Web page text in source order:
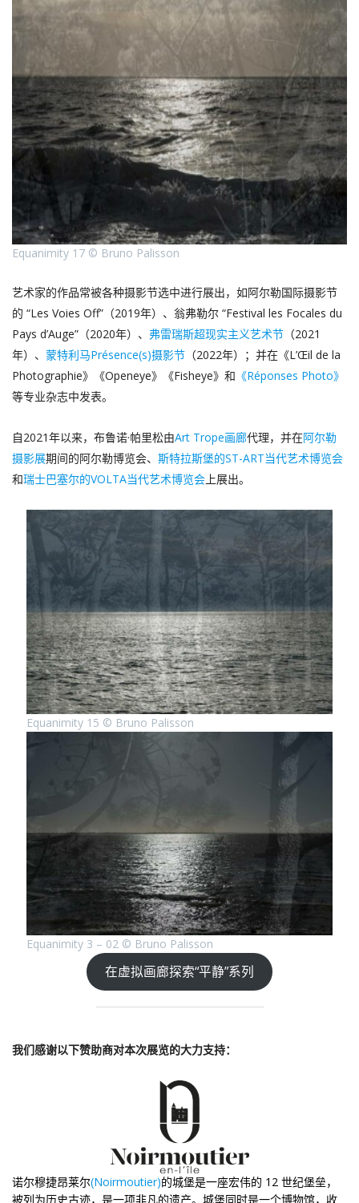
Equanimity 17 © Bruno Palisson
艺术家的作品常被各种摄影节选中进行展出，如阿尔勒国际摄影节
的 “Les Voies Off”（2019年）、翁弗勒尔 “Festival les Focales du
Pays d’Auge”（2020年）、 弗雷瑞斯超现实主义艺术节 （2021
年）、 蒙特利马Présence(s)摄影节 （2022年）；并在《L’Œil de la
Photographie》《Openeye》《Fisheye》和 《Réponses Photo》
等专业杂志中发表。
自2021年以来，布鲁诺·帕里松由Art Trope画廊代理，并在阿尔勒
摄影展期间的阿尔勒博览会、 斯特拉斯堡的ST-ART当代艺术博览会
和瑞士巴塞尔的VOLTA当代艺术博览会 上展出。
Equanimity 15 © Bruno Palisson
Equanimity 3 – 02 © Bruno Palisson
在虚拟画廊探索“平静”系列
我们感谢以下赞助商对本次展览的大力支持：
诺尔穆捷昂莱尔(Noirmoutier)的城堡是一座宏伟的 12 世纪堡垒，
被列为历史古迹，是一项非凡的遗产。城堡同时是一个博物馆，收